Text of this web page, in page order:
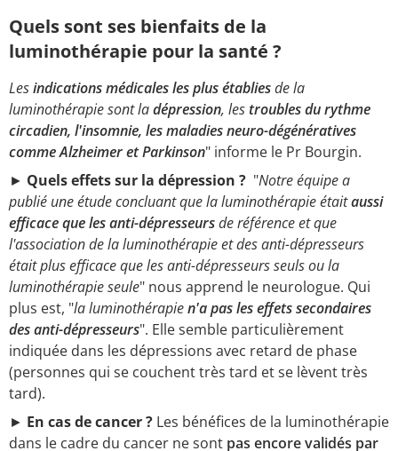
Quels sont ses bienfaits de la
luminothérapie pour la santé ?
Lesindications médicales les plus établiesde la
luminothérapie sont ladépression, les troubles du rythme
circadien, l'insomnie, les maladies neuro-dégénératives
comme Alzheimer et Parkinson" informe le Pr Bourgin.
► Quels effets sur la dépression ? "Notre équipe a
publié une étude concluant que la luminothérapie étaitaussi
efficace que les anti-dépresseursde référence et que
l'association de la luminothérapie et des anti-dépresseurs
était plus efficace que les anti-dépresseurs seulsou la
luminothérapie seule" nous apprend le neurologue. Qui
plus est, "la luminothérapien'a pas les effets secondaires
des anti-dépresseurs". Elle semble particulièrement
indiquée dans les dépressions avec retard de phase
(personnes qui se couchent très tard et se lèvent très
tard).
► En cas de cancer ? Les bénéfices de la luminothérapie
dans le cadre du cancer ne sont pas encore validés par